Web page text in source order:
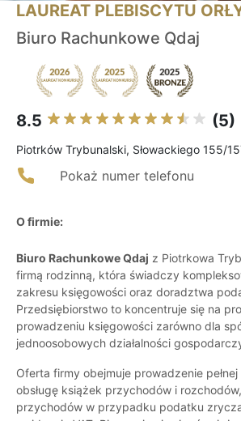
LAUREAT PLEBISCYTU
Biuro Rachunkowe Qdaj
8.5 (5)
Piotrków Trybunalski, Słowackiego 155/
Pokaż numer telefonu
O firmie:
Biuro Rachunkowe Qdaj z Piotrkowa
firmą rodzinną, która świadczy
zakresu księgowości oraz doradztwa
Przedsiębiorstwo to koncentruje się na
prowadzeniu księgowości zarówno dla
jednoosobowych działalności
Oferta firmy obejmuje prowadzenie
obsługę książek przychodów i
przychodów w przypadku podatku